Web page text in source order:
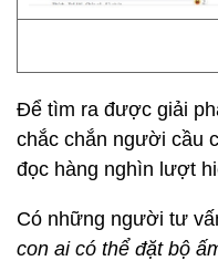
Để tìm ra được giải
chắc chắn người cầu
đọc hàng nghìn lượt
Có những người tư
con ai có thể đặt bộ